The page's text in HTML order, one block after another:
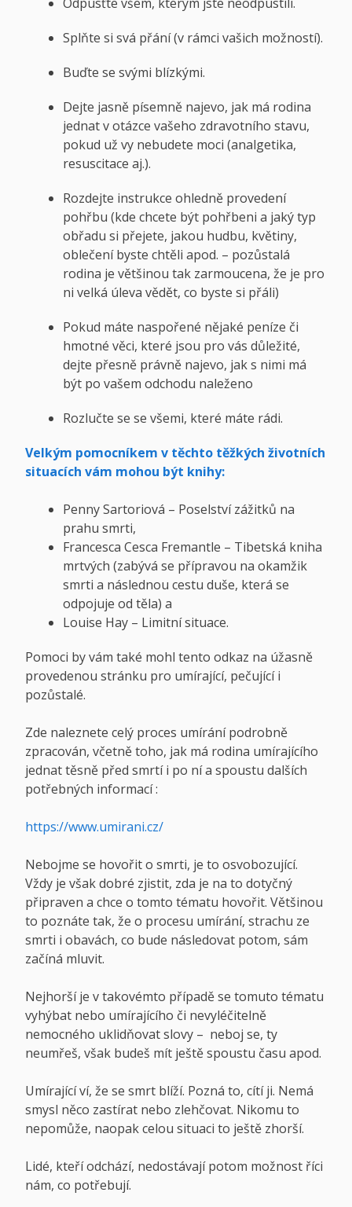
Splňte si svá přání (v rámci vašich možností).
Buďte se svými blízkými.
Dejte jasně písemně najevo, jak má rodina
jednat v otázce vašeho zdravotního stavu,
pokud už vy nebudete moci (analgetika,
resuscitace aj.).
Rozdejte instrukce ohledně provedení
pohřbu (kde chcete být pohřbeni a jaký typ
obřadu si přejete, jakou hudbu, květiny,
oblečení byste chtěli apod. – pozůstalá
rodina je většinou tak zarmoucena, že je pro
ni velká úleva vědět, co byste si přáli)
Pokud máte naspořené nějaké peníze či
hmotné věci, které jsou pro vás důležité,
dejte přesně právně najevo, jak s nimi má
být po vašem odchodu naleženo
Rozlučte se se všemi, které máte rádi.
Velkým pomocníkem v těchto těžkých životních
situacích vám mohou být knihy:
Penny Sartoriová – Poselství zážitků na
prahu smrti,
Francesca Cesca Fremantle – Tibetská kniha
mrtvých (zabývá se přípravou na okamžik
smrti a následnou cestu duše, která se
odpojuje od těla) a
Louise Hay – Limitní situace.
Pomoci by vám také mohl tento odkaz na úžasně
provedenou stránku pro umírající, pečující i
pozůstalé.
Zde naleznete celý proces umírání podrobně
zpracován, včetně toho, jak má rodina umírajícího
jednat těsně před smrtí i po ní a spoustu dalších
potřebných informací :
https://www.umirani.cz/
Nebojme se hovořit o smrti, je to osvobozující.
Vždy je však dobré zjistit, zda je na to dotyčný
připraven a chce o tomto tématu hovořit. Většinou
to poznáte tak, že o procesu umírání, strachu ze
smrti i obavách, co bude následovat potom, sám
začíná mluvit.
Nejhorší je v takovémto případě se tomuto tématu
vyhýbat nebo umírajícího či nevyléčitelně
nemocného uklidňovat slovy – neboj se, ty
neumřeš, však budeš mít ještě spoustu času apod.
Umírající ví, že se smrt blíží. Pozná to, cítí ji. Nemá
smysl něco zastírat nebo zlehčovat. Nikomu to
nepomůže, naopak celou situaci to ještě zhorší.
Lidé, kteří odchází, nedostávají potom možnost říci
nám, co potřebují.